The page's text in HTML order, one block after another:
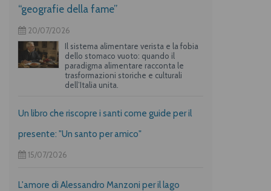
“geografie della fame”
20/07/2026
Il sistema alimentare verista e la fobia
dello stomaco vuoto: quando il
paradigma alimentare racconta le
trasformazioni storiche e culturali
dell’Italia unita.
Un libro che riscopre i santi come guide per il
presente: "Un santo per amico"
15/07/2026
L'amore di Alessandro Manzoni per il lago